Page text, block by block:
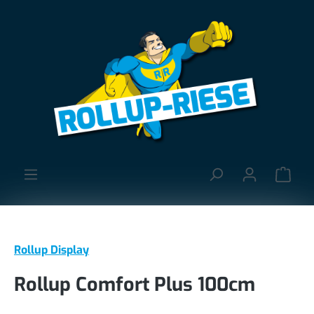
Rollup Display
Rollup Comfort Plus 100cm